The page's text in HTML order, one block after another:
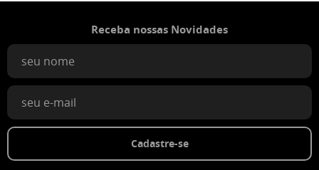
Receba nossas Novidades
Cadastre-se